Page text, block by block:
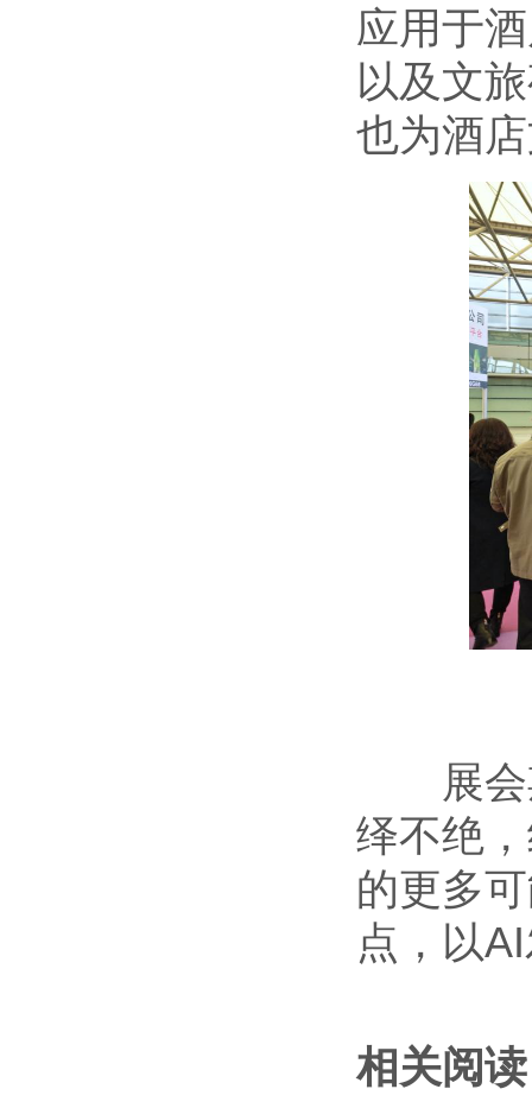
应用于
以及文
也为酒
展会期
绎不绝
的更多
点，以
相关阅